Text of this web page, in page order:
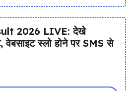
2026 LIVE: देखे
वेबसाइट स्लो होने पर SMS से